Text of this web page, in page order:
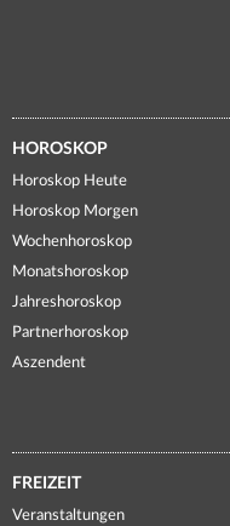
HOROSKOP
Horoskop Heute
Horoskop Morgen
Wochenhoroskop
Monatshoroskop
Jahreshoroskop
Partnerhoroskop
Aszendent
FREIZEIT
Veranstaltungen